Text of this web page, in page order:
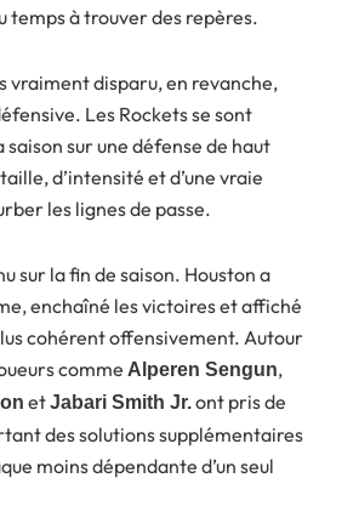
temps à trouver des repères.
vraiment disparu, en revanche,
Les Rockets se sont
saison sur une défense de haut
d’intensité et d’une vraie
les lignes de passe.
sur la fin de saison. Houston a
enchaîné les victoires et affiché
cohérent offensivement. Autour
comme Alperen Sengun,
etJabari Smith Jr.ont pris de
des solutions supplémentaires
moins dépendante d’un seul